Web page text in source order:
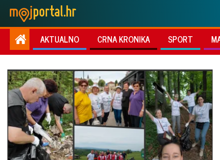
AKTUALNO CRNA KRONIKA SPORT